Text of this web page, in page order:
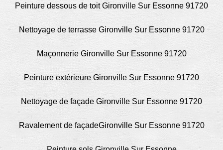
Peinture dessous de toit Gironville Sur Essonne 91720
Nettoyage de terrasse Gironville Sur Essonne 91720
Maçonnerie Gironville Sur Essonne 91720
Peinture extérieure Gironville Sur Essonne 91720
Nettoyage de façade Gironville Sur Essonne 91720
Ravalement de façadeGironville Sur Essonne 91720